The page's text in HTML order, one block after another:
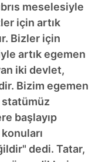
meselesiyle
için artık
Bizler için
artık egemen
iki devlet,
Bizim egemen
başlayıp
dedi. Tatar,